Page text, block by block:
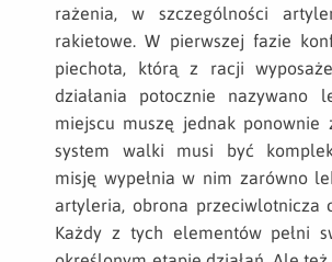
rażenia, w szczególności
rakietowe. W pierwszej fazie
piechota, którą z racji
działania potocznie nazywano
miejscu muszę jednak ponownie
system walki musi być
misję wypełnia w nim zarówno
artyleria, obrona przeciwlotnicza
Każdy z tych elementów pełni